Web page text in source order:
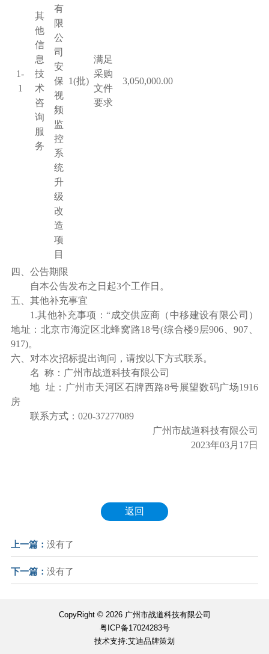
1-
1
其
他
信
息
技
术
咨
询
服
务
有
限
公
司
安
保
视
频
监
控
系
统
升
级
改
造
项
目
1(批)
满足
采购
文件
要求
3,050,000.00
四
、公告期限
自本公告发布之日起3个工作日。
五 、其他补充事宜
1.其他补充事项：“成交供应商（ 中移建设有限公司 ）
地址： 北京市海淀区北蜂窝路18号(综合楼9层906、907、
917)。
六、 对本次招标提出询问，请按以下方式联系。
名 称： 广州市战道科技有限公司
地 址： 广州市天河区石牌西路8号展望数码广场1916
房
联系方式： 020-37277089
广州市战道科技有限公司
2023年03月 17日
返回
上一篇： 没有了
下一篇： 没有了
CopyRight © 2026 广州市战道科技有限公司
粤ICP备17024283号
技术支持:艾迪品牌策划